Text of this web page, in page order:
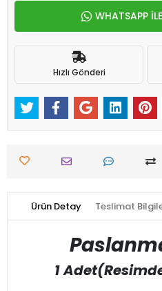
WHATSAPP
Hızlı Gönderi
Ürün Detay Teslimat
1